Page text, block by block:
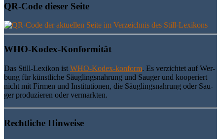
QR-Code die­ser Seite
WHO-Kodex-Kon­for­mi­tät
Das Still-Lexi­kon ist WHO-Kodex-kon­form. Es ver­zich­tet auf Wer­
bung für künst­li­che Säug­lings­nah­rung und Sau­ger und koope­riert
nicht mit Fir­men und Insti­tu­tio­nen, die Säug­lings­nah­rung oder Sau­
ger pro­du­zie­ren oder vermarkten.
Recht­li­che Hinweise